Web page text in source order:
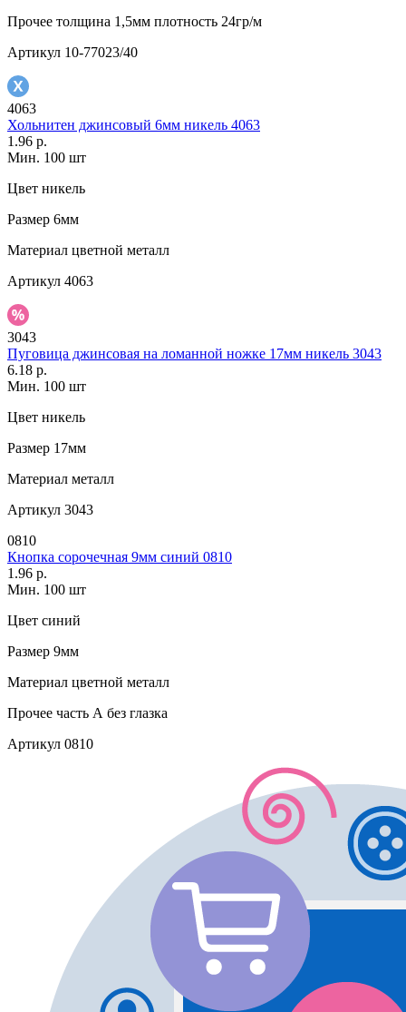
Прочее толщина 1,5мм плотность 24гр/м
Артикул 10-77023/40
4063
Хольнитен джинсовый 6мм никель 4063
1.96 р.
Мин. 100 шт
Цвет никель
Размер 6мм
Материал цветной металл
Артикул 4063
3043
Пуговица джинсовая на ломанной ножке 17мм никель 3043
6.18 р.
Мин. 100 шт
Цвет никель
Размер 17мм
Материал металл
Артикул 3043
0810
Кнопка сорочечная 9мм синий 0810
1.96 р.
Мин. 100 шт
Цвет синий
Размер 9мм
Материал цветной металл
Прочее часть А без глазка
Артикул 0810